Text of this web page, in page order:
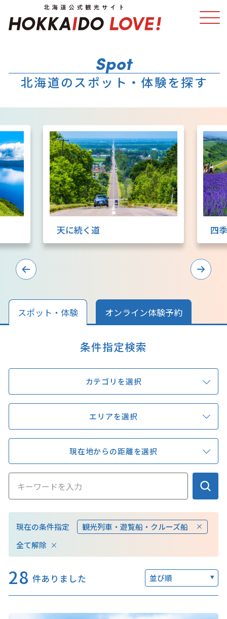
特集 スポット・体験
モデルコース エリアガイド
グルメ 旅の予約
アクセス
キュンちゃんオンラインショップ
北海道はやわかり
旅のテーマで探す
7つの国立公園
動画ライブラリー フォトライブラリー
お問い合わせ
北海道のスポット・体験を探す
天に続く道 四
スポット・体験 オンライン体験予約
条件指定検索
カテゴリを選択
エリアを選択
現在地からの距離を選択
現在の条件指定
観光列車・遊覧船・クルーズ船
全て解除
28 件ありました 並び順